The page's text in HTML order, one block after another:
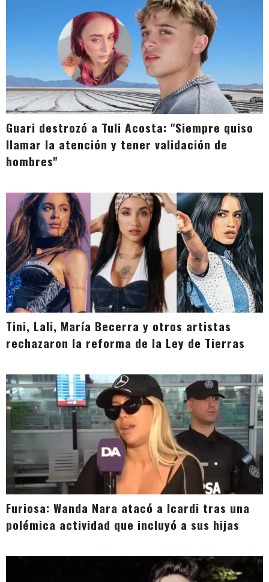
Guari destrozó a Tuli Acosta: "Siempre quiso
llamar la atención y tener validación de
hombres"
Tini, Lali, María Becerra y otros artistas
rechazaron la reforma de la Ley de Tierras
Furiosa: Wanda Nara atacó a Icardi tras una
polémica actividad que incluyó a sus hijas